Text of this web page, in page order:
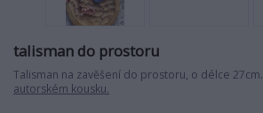
talisman do prostoru
Talisman na zavěšení do prostoru, o délce 27cm.
autorském kousku.